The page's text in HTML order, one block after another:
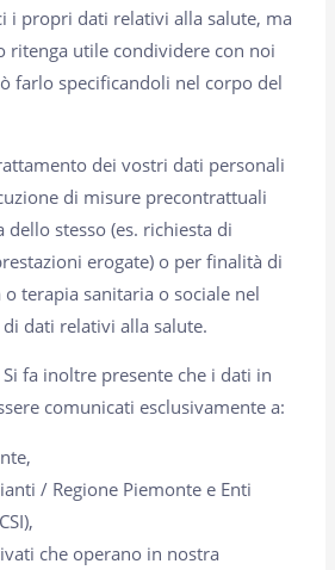
i propri dati relativi alla salute, ma
ritenga utile condividere con noi
farlo specificandoli nel corpo del
dei vostri dati personali
di misure precontrattuali
stesso (es. richiesta di
erogate) o per finalità di
o terapia sanitaria o sociale nel
dati relativi alla salute.
fa inoltre presente che i dati in
comunicati esclusivamente a:
/ Regione Piemonte e Enti
che operano in nostra